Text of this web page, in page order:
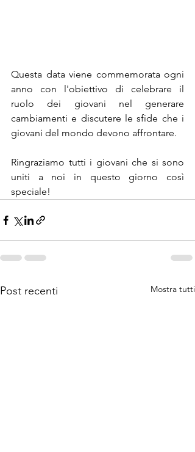
Questa data viene commemorata ogni
anno con l'obiettivo di celebrare il
ruolo dei giovani nel generare
cambiamenti e discutere le sfide che i
giovani del mondo devono affrontare.
Ringraziamo tutti i giovani che si sono
uniti a noi in questo giorno così
speciale!
Post recenti Mostra tutti